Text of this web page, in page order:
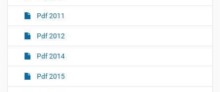
Pdf 2011
Pdf 2012
Pdf 2014
Pdf 2015